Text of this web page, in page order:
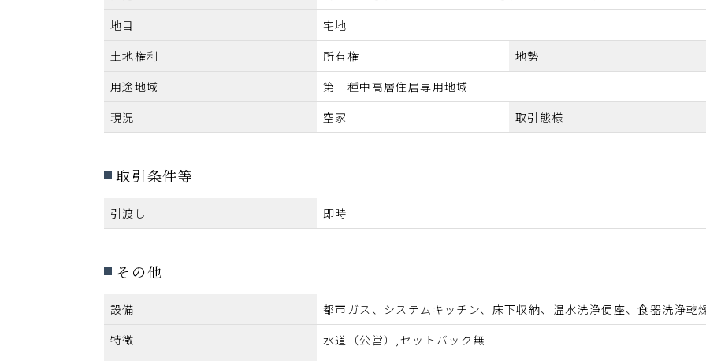
地目
宅地
土地権利
所有権
地勢
用途地域
第一種中高層住居専用地域
現況
空家 取引態様
取引条件等
引渡し 即時
その他
設備
都市ガス、システムキッチン、床下収納、温水洗浄便座、食器洗浄乾
特徴
水道（公営）,セットバック無